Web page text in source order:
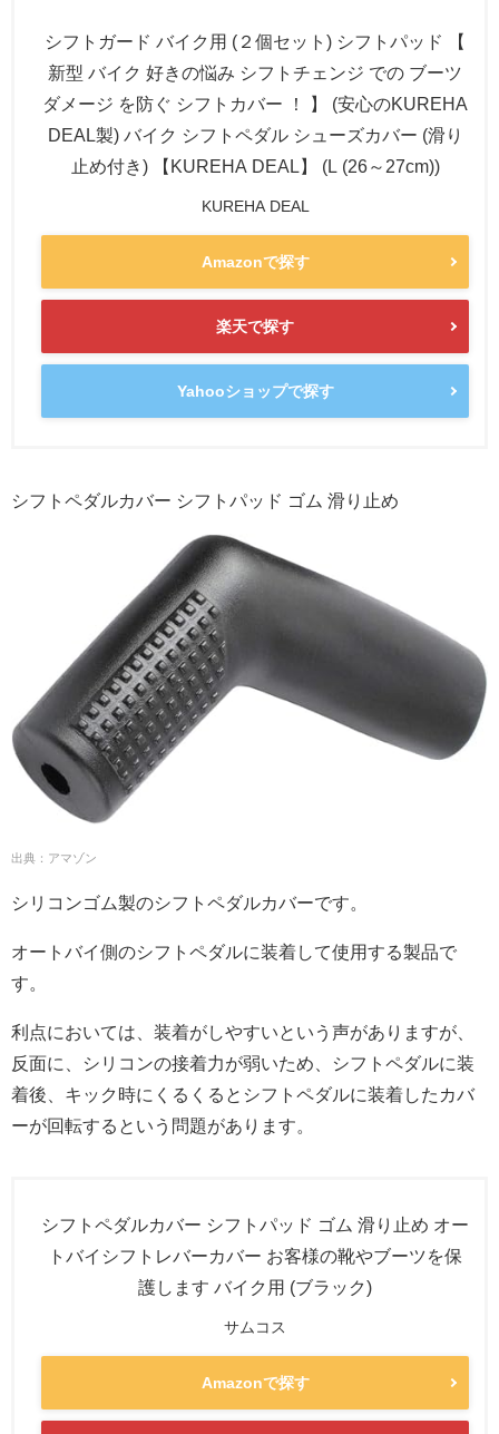
シフトガード バイク用 (２個セット) シフトパッド 【
新型 バイク 好きの悩み シフトチェンジ での ブーツ
ダメージ を防ぐ シフトカバー ！ 】 (安心のKUREHA
DEAL製) バイク シフトペダル シューズカバー (滑り
止め付き) 【KUREHA DEAL】 (L (26～27cm))
KUREHA DEAL
Amazonで探す
楽天で探す
Yahooショップで探す
シフトペダルカバー シフトパッド ゴム 滑り止め
出典：アマゾン
シリコンゴム製のシフトペダルカバーです。
オートバイ側のシフトペダルに装着して使用する製品で
す。
利点においては、装着がしやすいという声がありますが、
反面に、シリコンの接着力が弱いため、シフトペダルに装
着後、キック時にくるくるとシフトペダルに装着したカバ
ーが回転するという問題があります。
シフトペダルカバー シフトパッド ゴム 滑り止め オー
トバイシフトレバーカバー お客様の靴やブーツを保
護します バイク用 (ブラック)
サムコス
Amazonで探す